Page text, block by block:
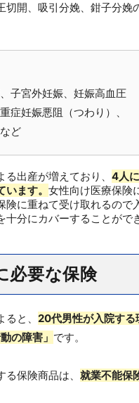
切開、吸引分娩、鉗子分
子宮外妊娠、妊娠高血圧
症妊娠悪阻（つわり）、
ど
出産が増えており、 4人
ます。 女性向け医療保険
険に重ねて受け取れるので
十分にカバーすることがで
必要な保険
と、 20代男性が入院する
の障害」 です。
保険商品は、 就業不能保